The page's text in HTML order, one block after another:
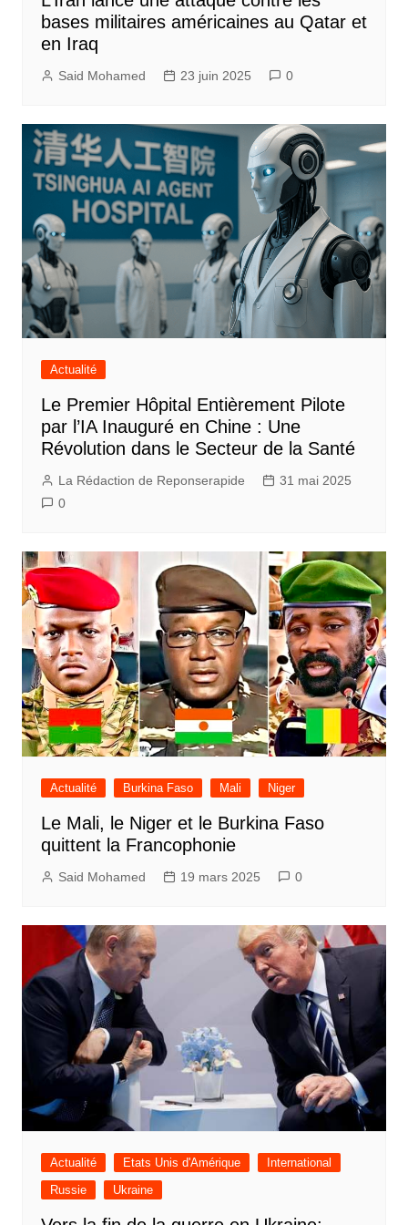
bases militaires américaines au Qatar et
en Iraq
Said Mohamed 23 juin 2025 0
Actualité
Le Premier Hôpital Entièrement Pilote
par l’IA Inauguré en Chine : Une
Révolution dans le Secteur de la Santé
La Rédaction de Reponserapide
31 mai 2025
0
Actualité Burkina Faso Mali Niger
Le Mali, le Niger et le Burkina Faso
quittent la Francophonie
Said Mohamed 19 mars 2025 0
Actualité Etats Unis d'Amérique
International
Russie
Ukraine